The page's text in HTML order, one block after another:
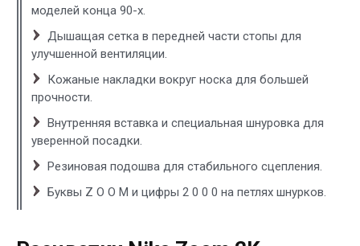
моделей конца 90-х.
Дышащая сетка в передней части стопы для
улучшенной вентиляции.
Кожаные накладки вокруг носка для большей
прочности.
Внутренняя вставка и специальная шнуровка для
уверенной посадки.
Резиновая подошва для стабильного сцепления.
Буквы Z O O M и цифры 2 0 0 0 на петлях шнурков.